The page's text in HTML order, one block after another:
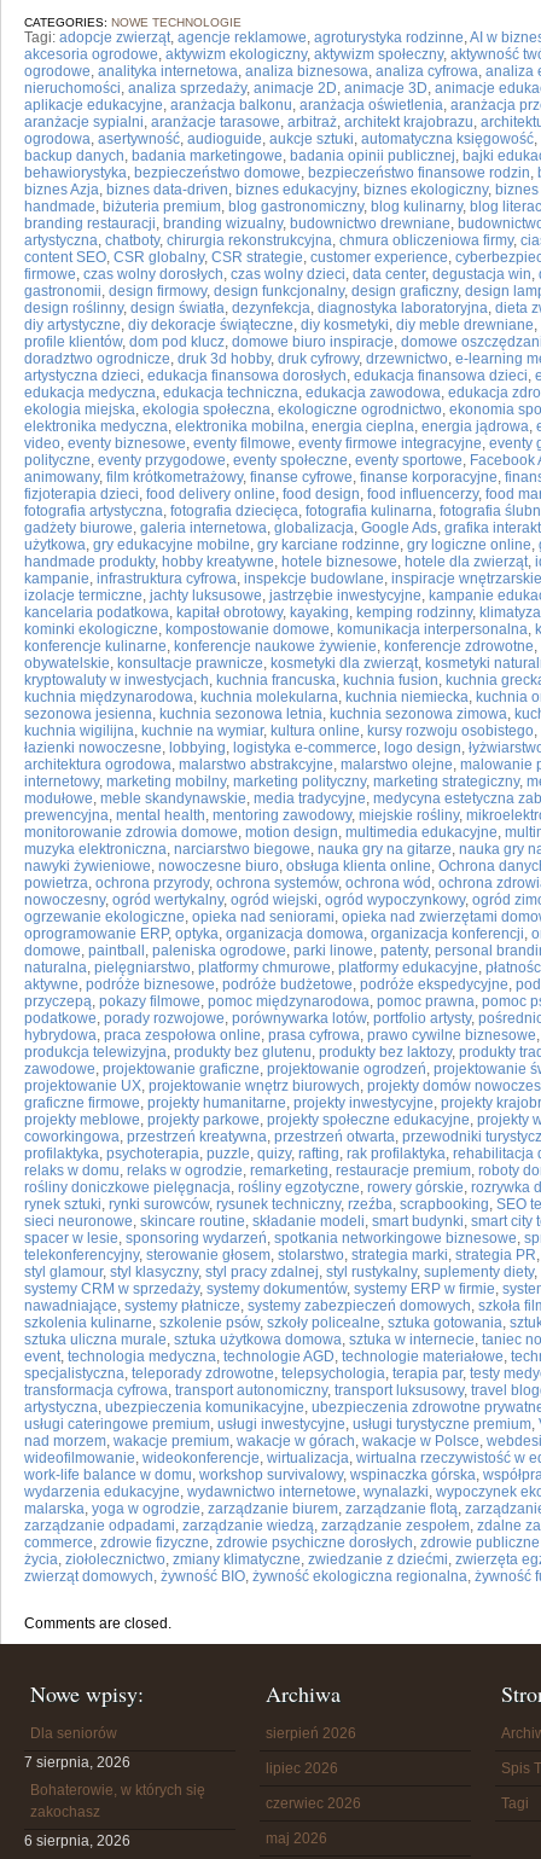
CATEGORIES: NOWE TECHNOLOGIE
Tagi: adopcje zwierząt, agencje reklamowe, agroturystyka rodzinne,AI w
akcesoria ogrodowe, aktywizm ekologiczny, aktywizm społeczny, aktywność
ogrodowe, analityka internetowa, analiza biznesowa, analiza cyfrowa, analiza
nieruchomości, analiza sprzedaży, animacje 2D, animacje 3D, animacje
aplikacje edukacyjne, aranżacja balkonu, aranżacja oświetlenia, aranżacja
aranżacje sypialni, aranżacje tarasowe, arbitraż, architekt krajobrazu,
ogrodowa, asertywność, audioguide, aukcje sztuki, automatyczna księgowość,
backup danych, badania marketingowe, badania opinii publicznej, bajki
behawiorystyka, bezpieczeństwo domowe, bezpieczeństwo finansowe rodzin,
biznes Azja, biznes data-driven, biznes edukacyjny, biznes ekologiczny,
handmade, biżuteria premium, blog gastronomiczny, blog kulinarny, blog
branding restauracji, branding wizualny, budownictwo drewniane,
artystyczna, chatboty, chirurgia rekonstrukcyjna, chmura obliczeniowa firmy,
content SEO, CSR globalny, CSR strategie, customer experience,
firmowe, czas wolny dorosłych, czas wolny dzieci, data center, degustacja win,
gastronomii, design firmowy, design funkcjonalny, design graficzny, design
design roślinny, design światła, dezynfekcja, diagnostyka laboratoryjna, dieta
diy artystyczne, diy dekoracje świąteczne, diy kosmetyki, diy meble drewniane,
profile klientów, dom pod klucz, domowe biuro inspiracje, domowe
doradztwo ogrodnicze, druk 3d hobby, druk cyfrowy, drzewnictwo, e-learning
artystyczna dzieci, edukacja finansowa dorosłych, edukacja finansowa dzieci,
edukacja medyczna, edukacja techniczna, edukacja zawodowa, edukacja
ekologia miejska, ekologia społeczna, ekologiczne ogrodnictwo, ekonomia
elektronika medyczna, elektronika mobilna, energia cieplna, energia jądrowa,
video, eventy biznesowe, eventy filmowe, eventy firmowe integracyjne, eventy
polityczne, eventy przygodowe, eventy społeczne, eventy sportowe, Facebook
animowany, film krótkometrażowy, finanse cyfrowe, finanse korporacyjne,
fizjoterapia dzieci, food delivery online, food design, food influencerzy, food
fotografia artystyczna, fotografia dziecięca, fotografia kulinarna, fotografia
gadżety biurowe, galeria internetowa, globalizacja, Google Ads, grafika
użytkowa, gry edukacyjne mobilne, gry karciane rodzinne, gry logiczne online,
handmade produkty, hobby kreatywne, hotele biznesowe, hotele dla zwierząt,
kampanie, infrastruktura cyfrowa, inspekcje budowlane, inspiracje wnętrzarskie
izolacje termiczne, jachty luksusowe, jastrzębie inwestycyjne, kampanie
kancelaria podatkowa, kapitał obrotowy, kayaking, kemping rodzinny,
kominki ekologiczne, kompostowanie domowe, komunikacja interpersonalna,
konferencje kulinarne, konferencje naukowe żywienie, konferencje zdrowotne,
obywatelskie, konsultacje prawnicze, kosmetyki dla zwierząt, kosmetyki
kryptowaluty w inwestycjach, kuchnia francuska, kuchnia fusion, kuchnia
kuchnia międzynarodowa, kuchnia molekularna, kuchnia niemiecka, kuchnia
sezonowa jesienna, kuchnia sezonowa letnia, kuchnia sezonowa zimowa,
kuchnia wigilijna, kuchnie na wymiar, kultura online, kursy rozwoju osobistego,
łazienki nowoczesne, lobbying, logistyka e-commerce, logo design,
architektura ogrodowa, malarstwo abstrakcyjne, malarstwo olejne, malowanie
internetowy, marketing mobilny, marketing polityczny, marketing strategiczny,
modułowe, meble skandynawskie, media tradycyjne, medycyna estetyczna
prewencyjna, mental health, mentoring zawodowy, miejskie rośliny,
monitorowanie zdrowia domowe, motion design, multimedia edukacyjne,
muzyka elektroniczna, narciarstwo biegowe, nauka gry na gitarze, nauka gry
nawyki żywieniowe, nowoczesne biuro, obsługa klienta online, Ochrona
powietrza, ochrona przyrody, ochrona systemów, ochrona wód , ochrona
nowoczesny, ogród wertykalny, ogród wiejski, ogród wypoczynkowy, ogród
ogrzewanie ekologiczne, opieka nad seniorami, opieka nad zwierzętami
oprogramowanie ERP, optyka, organizacja domowa, organizacja konferencji,
domowe, paintball , paleniska ogrodowe, parki linowe, patenty, personal
naturalna, pielęgniarstwo, platformy chmurowe, platformy edukacyjne,
aktywne, podróże biznesowe, podróże budżetowe, podróże ekspedycyjne,
przyczepą, pokazy filmowe, pomoc międzynarodowa, pomoc prawna, pomoc
podatkowe, porady rozwojowe, porównywarka lotów, portfolio artysty,
hybrydowa, praca zespołowa online, prasa cyfrowa, prawo cywilne biznesowe
produkcja telewizyjna, produkty bez glutenu, produkty bez laktozy, produkty
zawodowe, projektowanie graficzne, projektowanie ogrodzeń, projektowanie
projektowanie UX, projektowanie wnętrz biurowych, projekty domów
graficzne firmowe, projekty humanitarne, projekty inwestycyjne, projekty
projekty meblowe, projekty parkowe, projekty społeczne edukacyjne, projekty
coworkingowa, przestrzeń kreatywna, przestrzeń otwarta, przewodniki
profilaktyka, psychoterapia, puzzle, quizy, rafting, rak profilaktyka, rehabilitacja
relaks w domu, relaks w ogrodzie, remarketing, restauracje premium, roboty
rośliny doniczkowe pielęgnacja, rośliny egzotyczne, rowery górskie, rozrywka
rynek sztuki, rynki surowców, rysunek techniczny, rzeźba, scrapbooking, SEO
sieci neuronowe, skincare routine, składanie modeli, smart budynki, smart city
spacer w lesie, sponsoring wydarzeń, spotkania networkingowe biznesowe,
telekonferencyjny, sterowanie głosem, stolarstwo, strategia marki, strategia PR
styl glamour, styl klasyczny, styl pracy zdalnej, styl rustykalny, suplementy diety,
systemy CRM w sprzedaży, systemy dokumentów, systemy ERP w firmie,
nawadniające, systemy płatnicze, systemy zabezpieczeń domowych, szkoła
szkolenia kulinarne, szkolenie psów, szkoły policealne, sztuka gotowania,
sztuka uliczna murale, sztuka użytkowa domowa, sztuka w internecie, taniec
event, technologia medyczna, technologie AGD, technologie materiałowe,
specjalistyczna, teleporady zdrowotne, telepsychologia, terapia par, testy
transformacja cyfrowa, transport autonomiczny, transport luksusowy, travel
artystyczna, ubezpieczenia komunikacyjne, ubezpieczenia zdrowotne
usługi cateringowe premium, usługi inwestycyjne, usługi turystyczne premium,
nad morzem, wakacje premium, wakacje w górach, wakacje w Polsce,
wideofilmowanie, wideokonferencje, wirtualizacja, wirtualna rzeczywistość w
work-life balance w domu, workshop survivalowy, wspinaczka górska,
wydarzenia edukacyjne, wydawnictwo internetowe, wynalazki, wypoczynek
malarska, yoga w ogrodzie, zarządzanie biurem, zarządzanie flotą,
zarządzanie odpadami, zarządzanie wiedzą, zarządzanie zespołem, zdalne
commerce, zdrowie fizyczne, zdrowie psychiczne dorosłych, zdrowie publiczne
życia, ziołolecznictwo, zmiany klimatyczne, zwiedzanie z dziećmi, zwierzęta
zwierząt domowych, żywność BIO, żywność ekologiczna regionalna, żywność
Comments are closed.
Nowe wpisy:
Dla seniorów
7 sierpnia, 2026
Bohaterowie, w których się
zakochasz
6 sierpnia, 2026
Archiwa
sierpień 2026
lipiec 2026
czerwiec 2026
maj 2026
Spis
Tagi